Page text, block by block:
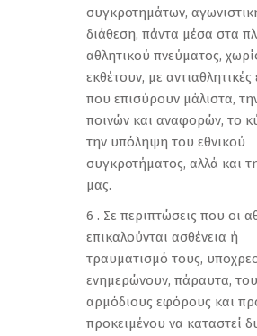
συγκροτημάτων,
διάθεση, πάντα μέσα στα
αθλητικού πνεύματος,
εκθέτουν, με αντιαθλητικές
που επισύρουν μάλιστα,
ποινών και αναφορών, το
την υπόληψη του εθνικού
συγκροτήματος, αλλά και
μας.
6 . Σε περιπτώσεις που οι
επικαλούνται ασθένεια ή
τραυματισμό τους,
ενημερώνουν, πάραυτα,
αρμόδιους εφόρους και
προκειμένου να καταστεί